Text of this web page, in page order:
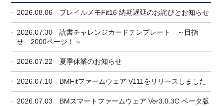
2026.08.06 ブレイルメモFit16 納期遅延のお詫びとお知らせ
2026.07.30
読書チャレンジカードテンプレート ～目指
せ 2000ページ！～
2026.07.22 夏季休業のお知らせ
2026.07.10 BMFitファームウェア V111をリリースしました
2026.07.03
BMスマートファームウェア Ver3.0.3C ベータ版